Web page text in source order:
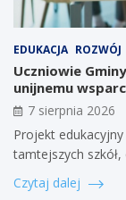
EDUKACJA ROZWÓJ
Uczniowie
unijnemu
7 sierpnia 2026
Projekt
tamtejszych
Czytaj dalej